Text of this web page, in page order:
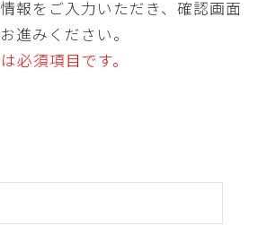
報をご入力いただき、確認画面
進みください。
必須項目です。